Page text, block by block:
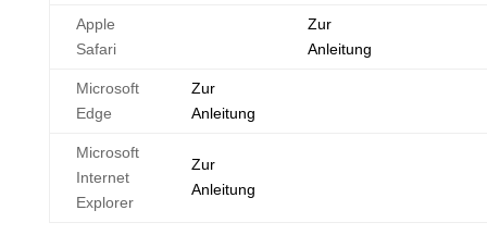
Apple
Safari
Zur
Anleitung
Microsoft
Edge
Zur
Anleitung
Microsoft
Internet
Explorer
Zur
Anleitung